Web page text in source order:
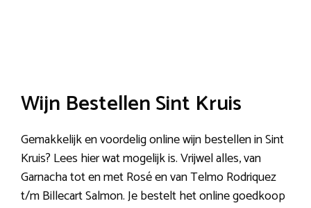
Wijn Bestellen Sint Kruis
Gemakkelijk en voordelig online wijn bestellen in Sint
Kruis? Lees hier wat mogelijk is. Vrijwel alles, van
Garnacha tot en met Rosé en van Telmo Rodriquez
t/m Billecart Salmon. Je bestelt het online goedkoop